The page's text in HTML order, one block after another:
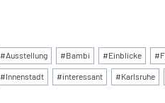
Schlagworte:
#Ausstellung #Bambi #Einblicke #
#Innenstadt #interessant #Karlsruhe